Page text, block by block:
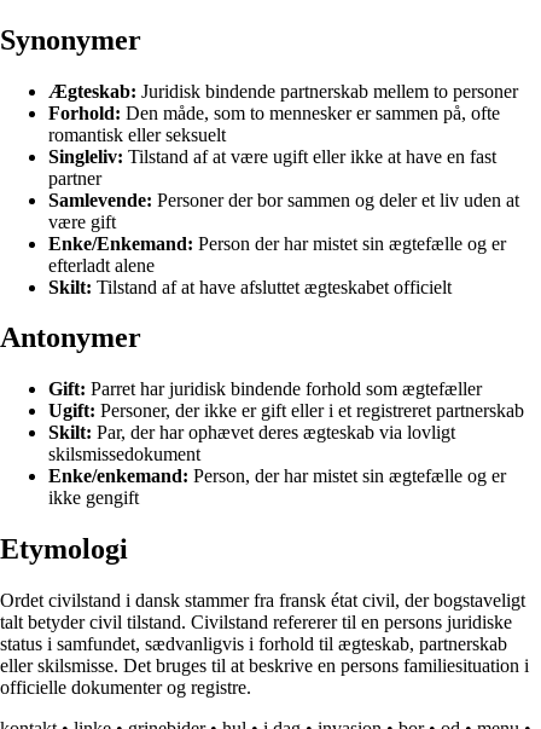
Synonymer
Ægteskab: Juridisk bindende partnerskab mellem to personer
Forhold: Den måde, som to mennesker er sammen på, ofte
romantisk eller seksuelt
Singleliv: Tilstand af at være ugift eller ikke at have en fast
partner
Samlevende: Personer der bor sammen og deler et liv uden at
være gift
Enke/Enkemand: Person der har mistet sin ægtefælle og er
efterladt alene
Skilt: Tilstand af at have afsluttet ægteskabet officielt
Antonymer
Gift: Parret har juridisk bindende forhold som ægtefæller
Ugift: Personer, der ikke er gift eller i et registreret partnerskab
Skilt: Par, der har ophævet deres ægteskab via lovligt
skilsmissedokument
Enke/enkemand: Person, der har mistet sin ægtefælle og er
ikke gengift
Etymologi
Ordet civilstand i dansk stammer fra fransk état civil, der bogstaveligt
talt betyder civil tilstand. Civilstand refererer til en persons juridiske
status i samfundet, sædvanligvis i forhold til ægteskab, partnerskab
eller skilsmisse. Det bruges til at beskrive en persons familiesituation i
officielle dokumenter og registre.